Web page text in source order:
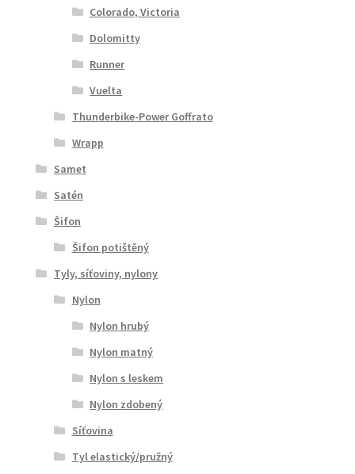
Colorado, Victoria
Dolomitty
Runner
Vuelta
Thunderbike-Power Goffrato
Wrapp
Samet
Satén
Šifon
Šifon potištěný
Tyly, síťoviny, nylony
Nylon
Nylon hrubý
Nylon matný
Nylon s leskem
Nylon zdobený
Síťovina
Tyl elastický/pružný